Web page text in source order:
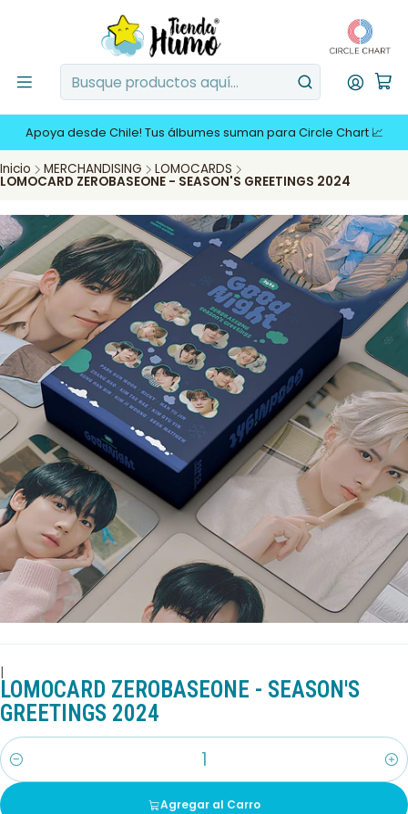
Apoya desde Chile! Tus álbumes suman para Circle Chart 📈
Inicio MERCHANDISING LOMOCARDS
LOMOCARD ZEROBASEONE - SEASON'S GREETINGS 2024
|
LOMOCARD ZEROBASEONE - SEASON'S
GREETINGS 2024
Cantidad
Agregar al Carro